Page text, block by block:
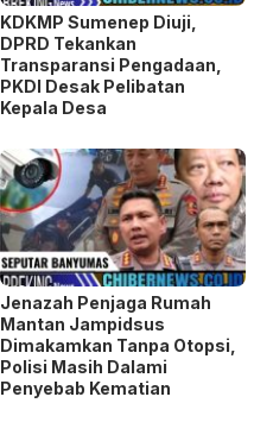
KDKMP Sumenep Diuji,
DPRD Tekankan
Transparansi Pengadaan,
PKDI Desak Pelibatan
Kepala Desa
Jenazah Penjaga Rumah
Mantan Jampidsus
Dimakamkan Tanpa Otopsi,
Polisi Masih Dalami
Penyebab Kematian